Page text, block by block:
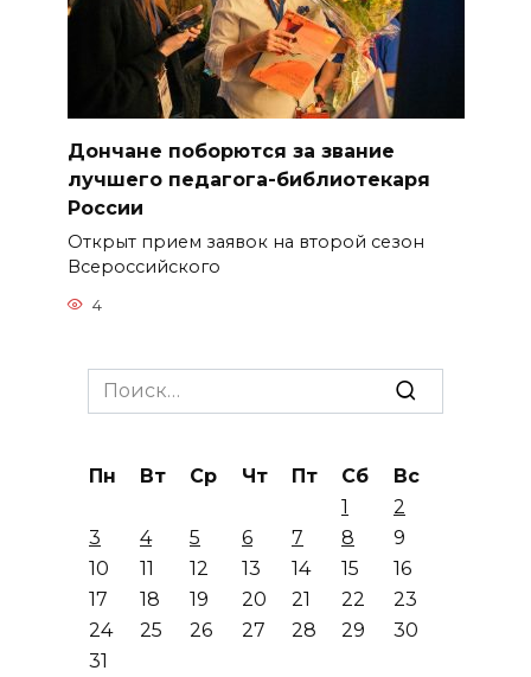
Дончане поборются за звание
лучшего педагога-библиотекаря
России
Открыт прием заявок на второй сезон
Всероссийского
4
Search
for:
Пн Вт Ср Чт Пт Сб
Вс
1
2
3
4 5 6 7 8
9
10
11 12 13 14 15
16
17
18 19 20 21 22
23
24
25 26 27 28 29
30
31